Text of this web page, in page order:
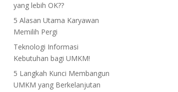
yang lebih OK??
5 Alasan Utama Karyawan
Memilih Pergi
Teknologi Informasi
Kebutuhan bagi UMKM!
5 Langkah Kunci Membangun
UMKM yang Berkelanjutan